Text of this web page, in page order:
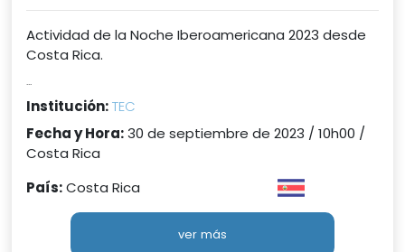
Actividad de la Noche Iberoamericana 2023 desde
Costa Rica.
...
Institución:TEC
Fecha y Hora:30 de septiembre de 2023 / 10h00 /
Costa Rica
País:Costa Rica
ver más